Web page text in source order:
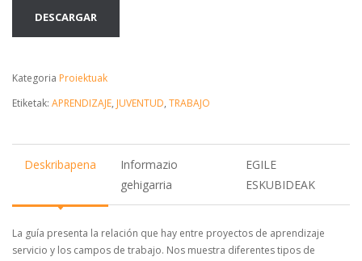
DESCARGAR
Kategoria Proiektuak
Etiketak: APRENDIZAJE, JUVENTUD, TRABAJO
Deskribapena
Informazio
gehigarria
EGILE
ESKUBIDEAK
La guía presenta la relación que hay entre proyectos de aprendizaje
servicio y los campos de trabajo. Nos muestra diferentes tipos de